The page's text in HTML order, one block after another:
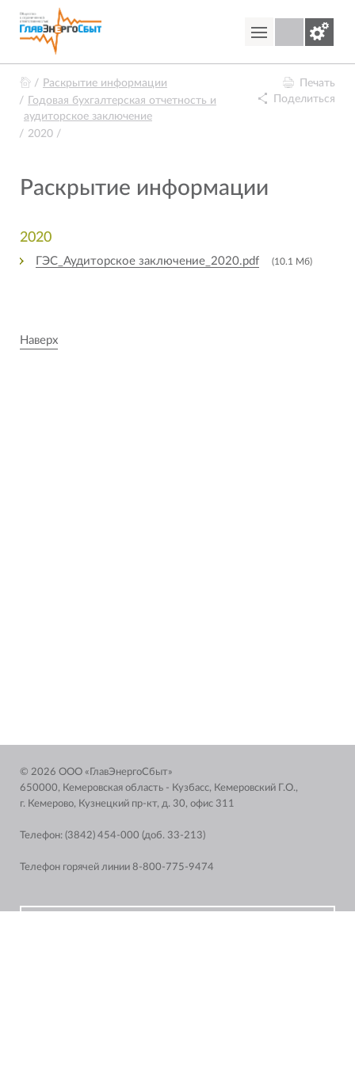
Раскрытие информации
Годовая бухгалтерская отчетность и
аудиторское заключение
2020
Печать
Поделиться
Раскрытие информации
2020
ГЭС_Аудиторское заключение_2020.pdf (10.1 Mб)
Наверх
© 2026 ООО «ГлавЭнергоСбыт»
650000, Кемеровская область - Кузбасс, Кемеровский Г.О.,
г. Кемерово, Кузнецкий пр-кт, д. 30, офис 311
Телефон: (3842) 454-000 (доб. 33-213)
Телефон горячей линии 8-800-775-9474